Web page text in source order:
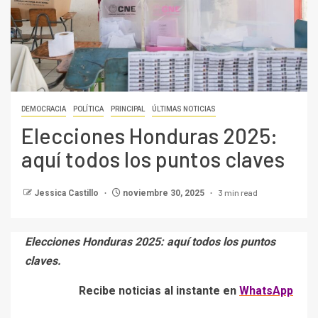
DEMOCRACIA POLÍTICA PRINCIPAL ÚLTIMAS NOTICIAS
Elecciones Honduras 2025:
aquí todos los puntos claves
Jessica Castillo noviembre 30, 2025 3 min read
Elecciones Honduras 2025: aquí todos los puntos
claves.
Recibe noticias al instante en WhatsApp